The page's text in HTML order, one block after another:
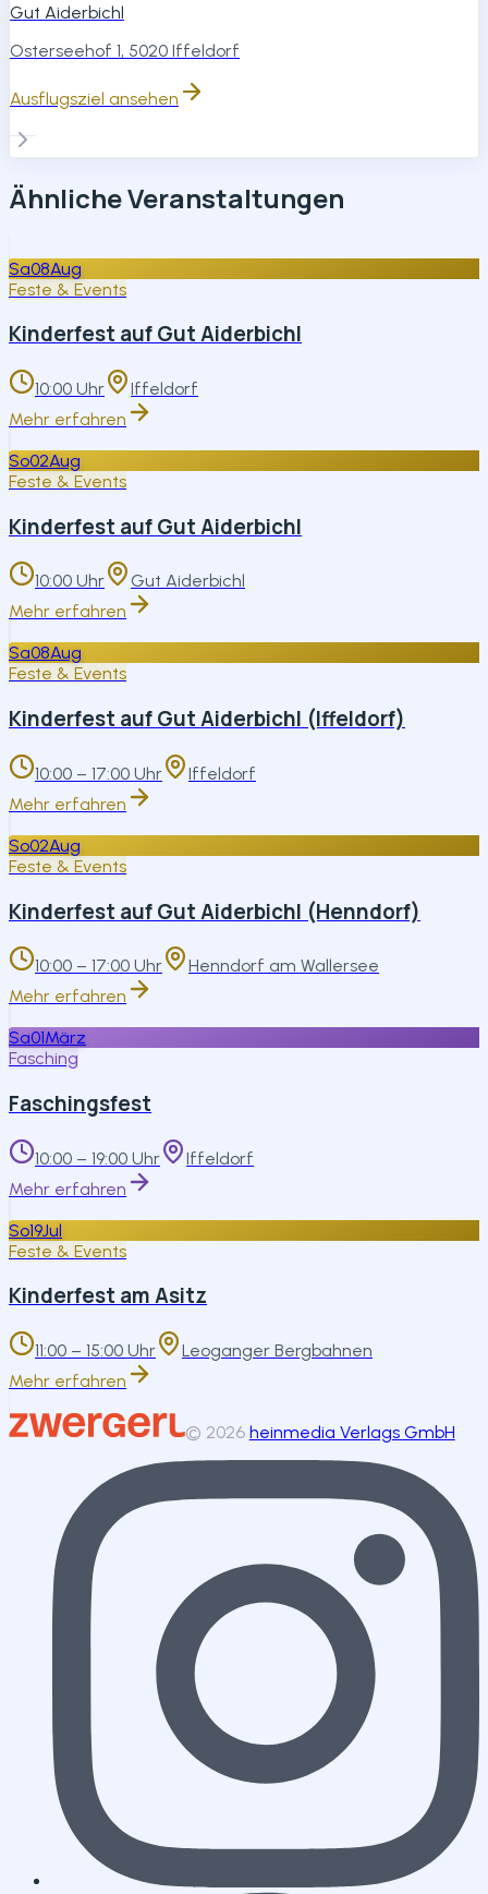
Gut Aiderbichl
Osterseehof 1, 5020 Iffeldorf
Ausflugsziel ansehen
Ähnliche Veranstaltungen
Sa08Aug
Feste & Events
Kinderfest auf Gut Aiderbichl
10:00 Uhr
Iffeldorf
Mehr erfahren
So02Aug
Feste & Events
Kinderfest auf Gut Aiderbichl
10:00 Uhr
Gut Aiderbichl
Mehr erfahren
Sa08Aug
Feste & Events
Kinderfest auf Gut Aiderbichl (Iffeldorf)
10:00 – 17:00 Uhr
Iffeldorf
Mehr erfahren
So02Aug
Feste & Events
Kinderfest auf Gut Aiderbichl (Henndorf)
10:00 – 17:00 Uhr
Henndorf am Wallersee
Mehr erfahren
Sa01März
Fasching
Faschingsfest
10:00 – 19:00 Uhr
Iffeldorf
Mehr erfahren
So19Jul
Feste & Events
Kinderfest am Asitz
11:00 – 15:00 Uhr
Leoganger Bergbahnen
Mehr erfahren
© 2026 heinmedia Verlags GmbH